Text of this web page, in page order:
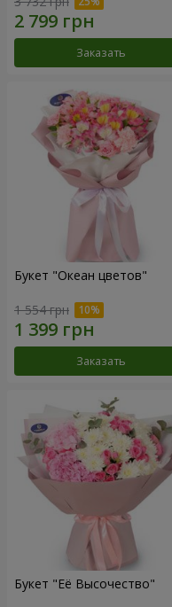
Заказать
Букет "Океан цветов"
1 554 грн
Заказать
Букет "Её Высочество"